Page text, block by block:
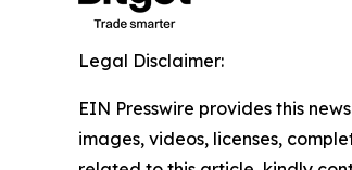
Legal Disclaimer:
EIN Presswire provides this
images, videos, licenses,